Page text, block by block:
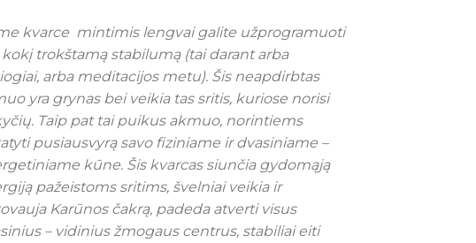
kvarce mintimis lengvai galite užprogramuoti
trokštamą stabilumą (tai darant arba
arba meditacijos metu). Šis neapdirbtas
yra grynas bei veikia tas sritis, kuriose norisi
Taip pat tai puikus akmuo, norintiems
pusiausvyrą savo fiziniame ir dvasiniame –
kūne. Šis kvarcas siunčia gydomąją
pažeistoms sritims, švelniai veikia ir
Karūnos čakrą, padeda atverti visus
– vidinius žmogaus centrus, stabiliai eiti